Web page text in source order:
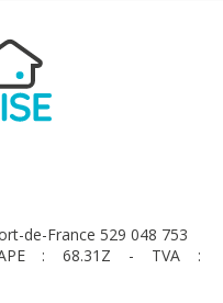
de-France 529 048 753
APE : 68.31Z - TVA :